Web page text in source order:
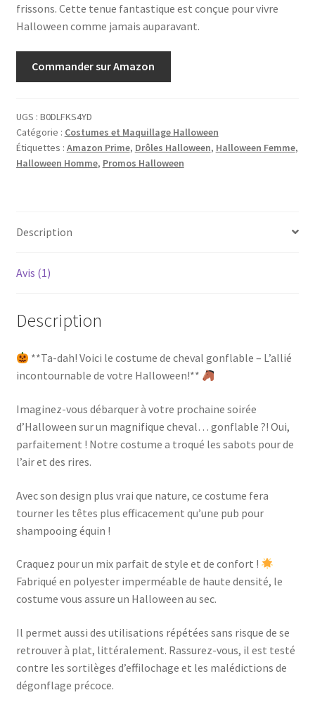
frissons. Cette tenue fantastique est conçue pour vivre
Halloween comme jamais auparavant.
Commander sur Amazon
UGS : B0DLFKS4YD
Catégorie : Costumes et Maquillage Halloween
Étiquettes : Amazon Prime, Drôles Halloween, Halloween Femme,
Halloween Homme, Promos Halloween
Description
Avis (1)
Description
**Ta-dah! Voici le costume de cheval gonflable – L’allié
incontournable de votre Halloween!**
Imaginez-vous débarquer à votre prochaine soirée
d’Halloween sur un magnifique cheval… gonflable ?! Oui,
parfaitement ! Notre costume a troqué les sabots pour de
l’air et des rires.
Avec son design plus vrai que nature, ce costume fera
tourner les têtes plus efficacement qu’une pub pour
shampooing équin !
Craquez pour un mix parfait de style et de confort !
Fabriqué en polyester imperméable de haute densité, le
costume vous assure un Halloween au sec.
Il permet aussi des utilisations répétées sans risque de se
retrouver à plat, littéralement. Rassurez-vous, il est testé
contre les sortilèges d’effilochage et les malédictions de
dégonflage précoce.